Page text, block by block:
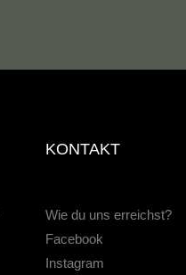
KONTAKT
Wie du uns erreichst?
Facebook
Instagram